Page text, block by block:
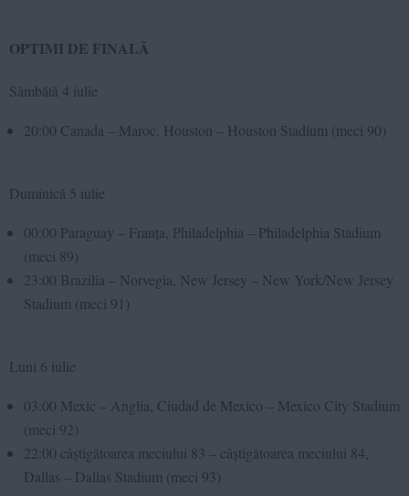
OPTIMI DE FINALÃ
Sâmbătă 4 iulie
20:00 Canada – Maroc, Houston – Houston Stadium (meci 90)
Duminică 5 iulie
00:00 Paraguay – Franța, Philadelphia – Philadelphia Stadium
(meci 89)
23:00 Brazilia – Norvegia, New Jersey – New York/New Jersey
Stadium (meci 91)
Luni 6 iulie
03:00 Mexic – Anglia, Ciudad de Mexico – Mexico City Stadium
(meci 92)
22:00 câștigătoarea meciului 83 – câștigătoarea meciului 84,
Dallas – Dallas Stadium (meci 93)